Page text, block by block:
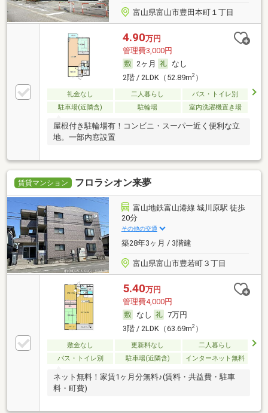
富山県富山市豊田本町１丁目
4.90万円
管理費3,000円
2ヶ月
なし
2階 / 2LDK（52.89m2）
礼金なし 二人暮らし
バス・トイレ別
駐車場(近隣含)
駐輪場 室内洗濯機置き場
屋根付き駐輪場有！コンビニ・スーパー近く便利な立
地。一部内窓設置
賃貸マンション フロラシオン来夢
富山地鉄富山港線 城川原駅 徒歩
20分
その他の交通
築28年3ヶ月 / 3階建
富山県富山市豊若町３丁目
5.40万円
管理費4,000円
なし
7万円
3階 / 2LDK（63.69m2）
敷金なし 更新料なし
二人暮らし
バス・トイレ別
駐車場(近隣含) インターネット無料
ネット無料！家賃1ヶ月分無料♪(賃料・共益費・駐車
料・町費)